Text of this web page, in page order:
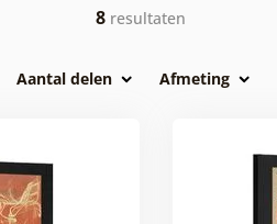
8resultaten
Aantal delen Afmeting